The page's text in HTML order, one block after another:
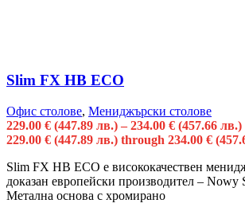
Slim FX HB ECO
Офис столове, Мениджърски столове
229.00 € (447.89 лв.) – 234.00 € (457.66 лв.)
229.00 € (447.89 лв.) through 234.00 €
Slim FX HB ECO e висококачествен
доказан европейски производител – Nowy
Метална основа с хромирано